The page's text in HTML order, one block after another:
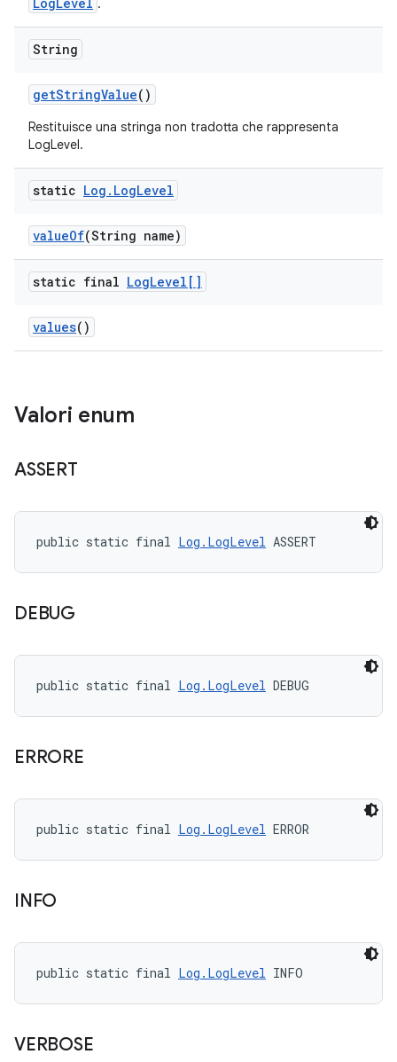
.
String
getStringValue()
Restituisce una stringa non tradotta che rappresenta
LogLevel.
static Log . LogLevel
valueOf(String name)
static final LogLevel[]
values()
Valori enum
ASSERT
public static final Log.LogLevel ASSERT
DEBUG
public static final Log.LogLevel DEBUG
ERRORE
public static final Log.LogLevel ERROR
INFO
public static final Log.LogLevel INFO
VERBOSE